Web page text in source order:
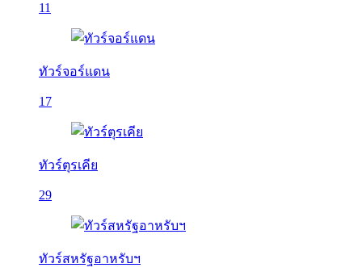
11
ทัวร์จอร์แดน
17
ทัวร์ตุรเคีย
29
ทัวร์สหรัฐอาหรับฯ